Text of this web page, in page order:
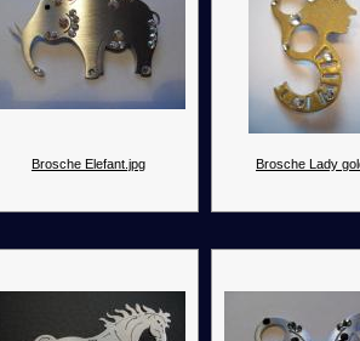
Brosche Elefant.jpg Brosche Lady